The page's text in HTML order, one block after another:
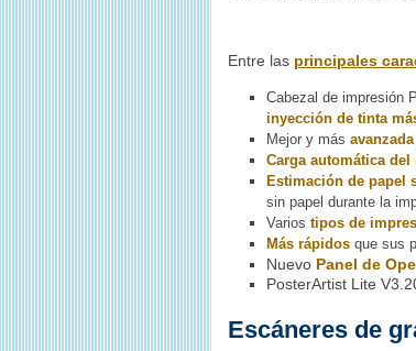
Entre las principales
Cabezal de impresión
inyección de tinta
Mejor y más
Carga automática del
Estimación de papel
sin papel durante la
Varios tipos de
Más rápidos que sus
Nuevo Panel de
PosterArtist Lite
Escáneres de